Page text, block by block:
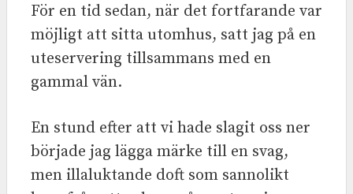
För en tid sedan, när det fortfarande var
möjligt att sitta utomhus, satt jag på en
uteservering tillsammans med en
gammal vän.
En stund efter att vi hade slagit oss ner
började jag lägga märke till en svag,
men illaluktande doft som sannolikt